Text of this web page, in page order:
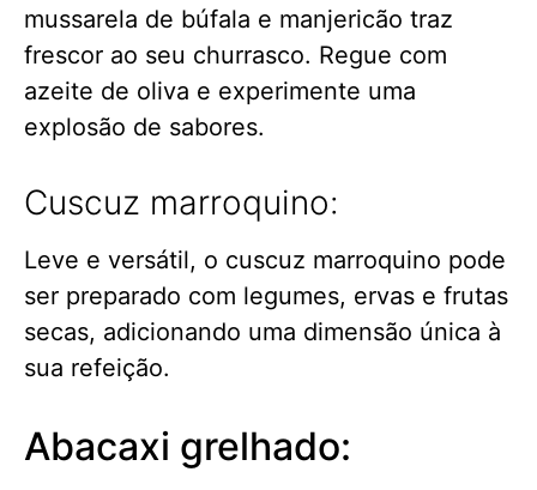
mussarela de búfala e manjericão traz
frescor ao seu churrasco. Regue com
azeite de oliva e experimente uma
explosão de sabores.
Cuscuz marroquino:
Leve e versátil, o cuscuz marroquino pode
ser preparado com legumes, ervas e frutas
secas, adicionando uma dimensão única à
sua refeição.
Abacaxi grelhado: